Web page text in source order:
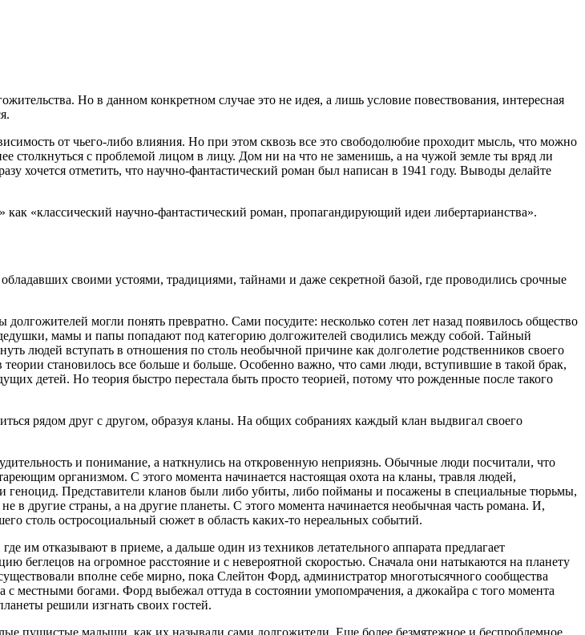
Но в данном конкретном случае это не идея, а лишь условие повествования, интересная
от чьего-либо влияния. Но при этом сквозь все это свободолюбие проходит мысль, что можно
столкнуться с проблемой лицом в лицу. Дом ни на что не заменишь, а на чужой земле ты вряд ли
хочется отметить, что научно-фантастический роман был написан в 1941 году. Выводы делайте
«классический научно-фантастический роман, пропагандирующий идеи либертарианства».
своими устоями, традициями, тайнами и даже секретной базой, где проводились срочные
могли понять превратно. Сами посудите: несколько сотен лет назад появилось общество
мамы и папы попадают под категорию долгожителей сводились между собой. Тайный
людей вступать в отношения по столь необычной причине как долголетие родственников своего
становилось все больше и больше. Особенно важно, что сами люди, вступившие в такой брак,
детей. Но теория быстро перестала быть просто теорией, потому что рожденные после такого
рядом друг с другом, образуя кланы. На общих собраниях каждый клан выдвигал своего
и понимание, а наткнулись на откровенную неприязнь. Обычные люди посчитали, что
организмом. С этого момента начинается настоящая охота на кланы, травля людей,
геноцид. Представители кланов были либо убиты, либо пойманы и посажены в специальные тюрьмы,
в другие страны, а на другие планеты. С этого момента начинается необычная часть романа. И,
столь остросоциальный сюжет в область каких-то нереальных событий.
им отказывают в приеме, а дальше один из техников летательного аппарата предлагает
беглецов на огромное расстояние и с невероятной скоростью. Сначала они натыкаются на планету
вполне себе мирно, пока Слейтон Форд, администратор многотысячного сообщества
с местными богами. Форд выбежал оттуда в состоянии умопомрачения, а джокайра с того момента
решили изгнать своих гостей.